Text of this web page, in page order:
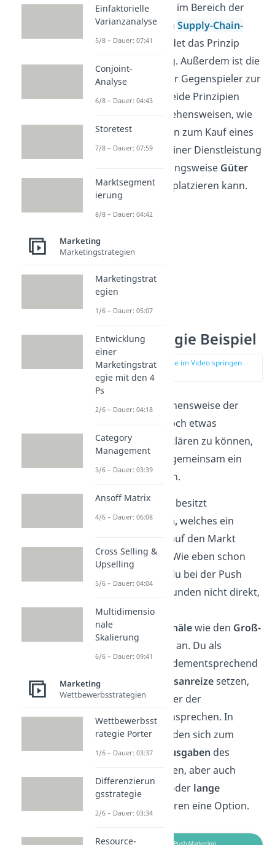
finden. Aber auch im Bereich der
Logistik und dem Supply-Chain-
Management
findet das Prinzip
seine Anwendung. Außerdem ist die
Push Strategie der Gegenspieler zur
Pull Strategie
. Beide Prinzipien
bezeichnen Vorgehensweisen, wie
man einen Kunden zum Kauf eines
Produktes oder einer Dienstleistung
bewegen beziehungsweise Güter
auf einemMarkt platzieren kann.
Push Strategie Beispiel
zur Stelle im Video springen
(01:30)
Um dir die Vorgehensweise der
Push-Strategie noch etwas
anschaulicher erklären zu können,
schauen wir uns gemeinsam ein
kurzesBeispiel
an.
Angenommen du besitzt
einUnternehmen,welches ein
auf den Markt
bringen möchte. Wie eben schon
gehört, sprichst du bei der Push
Strategie deine Kunden nicht direkt,
sondern indirekt
über
Vertriebskanälewie den Groß-
undEinzelhandel
an. Du als
Hersteller musst dementsprechend
zunächst
Verkaufsanreizesetzen,
welche alle Händler der
Vertriebskette
ansprechen. In
unserem Fall würden sich zum
BeispielProbenausgaben des
Duschgels anbieten, aber auch
Mengenrabatte
oder lange
wären eine Option.
Einfaktorielle
Varianzanalyse
5/8 – Dauer: 07:41
Conjoint-
Analyse
6/8 – Dauer: 04:43
Storetest
7/8 – Dauer: 07:59
Marktsegment
ierung
8/8 – Dauer: 04:42
Marketing
Marketingstrategien
Marketingstrat
egien
1/6 – Dauer: 05:07
Entwicklung
einer
Marketingstrat
egie mit den 4
Ps
2/6 – Dauer: 04:18
Category
Management
3/6 – Dauer: 03:39
Ansoff Matrix
4/6 – Dauer: 06:08
Cross Selling &
Upselling
5/6 – Dauer: 04:04
Multidimensio
nale
Skalierung
6/6 – Dauer: 09:41
Marketing
Wettbewerbsstrategien
Wettbewerbsst
rategie Porter
1/6 – Dauer: 03:37
Differenzierun
gsstrategie
2/6 – Dauer: 03:34
Resource-